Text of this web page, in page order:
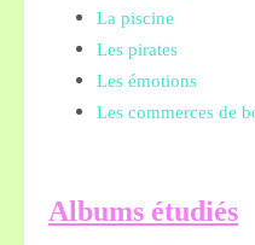
La piscine
Les pirates
Les émotions
Les commerces de
Albums étudiés